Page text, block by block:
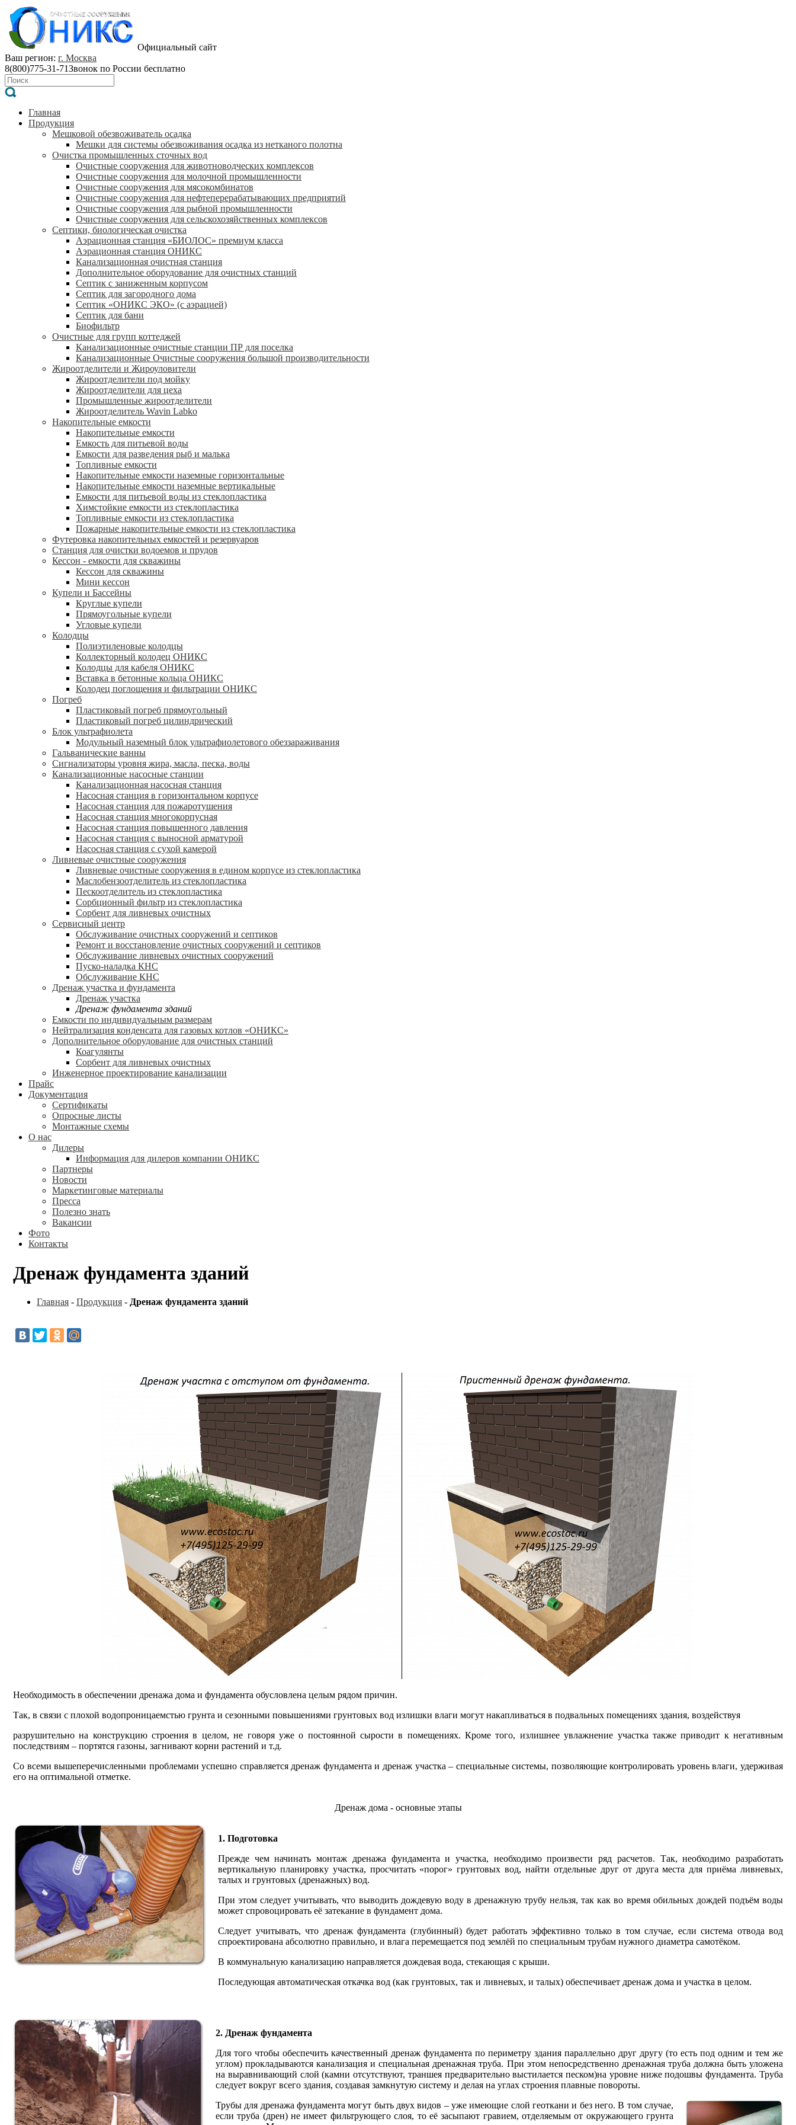
Официальный сайт
Ваш регион: г. Москва
8(800)775-31-71Звонок по России бесплатно
Главная
Продукция
Мешковой обезвоживатель осадка
Мешки для системы обезвоживания осадка из нетканого полотна
Очистка промышленных сточных вод
Очистные сооружения для животноводческих комплексов
Очистные сооружения для молочной промышленности
Очистные сооружения для мясокомбинатов
Очистные сооружения для нефтеперерабатывающих предприятий
Очистные сооружения для рыбной промышленности
Очистные сооружения для сельскохозяйственных комплексов
Септики, биологическая очистка
Аэрационная станция «БИОЛОС» премиум класса
Аэрационная станция ОНИКС
Канализационная очистная станция
Дополнительное оборудование для очистных станций
Септик с заниженным корпусом
Септик для загородного дома
Септик «ОНИКС ЭКО» (с аэрацией)
Септик для бани
Биофильтр
Очистные для групп коттеджей
Канализационные очистные станции ПР для поселка
Канализационные Очистные сооружения большой производительности
Жироотделители и Жироуловители
Жироотделители под мойку
Жироотделители для цеха
Промышленные жироотделители
Жироотделитель Wavin Labko
Накопительные емкости
Накопительные емкости
Емкость для питьевой воды
Емкости для разведения рыб и малька
Топливные емкости
Накопительные емкости наземные горизонтальные
Накопительные емкости наземные вертикальные
Емкости для питьевой воды из стеклопластика
Химстойкие емкости из стеклопластика
Топливные емкости из стеклопластика
Пожарные накопительные емкости из стеклопластика
Футеровка накопительных емкостей и резервуаров
Станция для очистки водоемов и прудов
Кессон - емкости для скважины
Кессон для скважины
Мини кессон
Купели и Бассейны
Круглые купели
Прямоугольные купели
Угловые купели
Колодцы
Полиэтиленовые колодцы
Коллекторный колодец ОНИКС
Колодцы для кабеля ОНИКС
Вставка в бетонные кольца ОНИКС
Колодец поглощения и фильтрации ОНИКС
Погреб
Пластиковый погреб прямоугольный
Пластиковый погреб цилиндрический
Блок ультрафиолета
Модульный наземный блок ультрафиолетового обеззараживания
Гальванические ванны
Сигнализаторы уровня жира, масла, песка, воды
Канализационные насосные станции
Канализационная насосная станция
Насосная станция в горизонтальном корпусе
Насосная станция для пожаротушения
Насосная станция многокорпусная
Насосная станция повышенного давления
Насосная станция с выносной арматурой
Насосная станция с сухой камерой
Ливневые очистные сооружения
Ливневые очистные сооружения в едином корпусе из стеклопластика
Маслобензоотделитель из стеклопластика
Пескоотделитель из стеклопластика
Сорбционный фильтр из стеклопластика
Сорбент для ливневых очистных
Сервисный центр
Обслуживание очистных сооружений и септиков
Ремонт и восстановление очистных сооружений и септиков
Обслуживание ливневых очистных сооружений
Пуско-наладка КНС
Обслуживание КНС
Дренаж участка и фундамента
Дренаж участка
Дренаж фундамента зданий
Емкости по индивидуальным размерам
Нейтрализация конденсата для газовых котлов «ОНИКС»
Дополнительное оборудование для очистных станций
Коагулянты
Сорбент для ливневых очистных
Инженерное проектирование канализации
Прайс
Документация
Сертификаты
Опросные листы
Монтажные схемы
О нас
Дилеры
Информация для дилеров компании ОНИКС
Партнеры
Новости
Маркетинговые материалы
Пресса
Полезно знать
Вакансии
Фото
Контакты
Дренаж фундамента зданий
Главная - Продукция - Дренаж фундамента зданий
Необходимость в обеспечении дренажа дома и фундамента обусловлена целым рядом причин.
Так, в связи с плохой водопроницаемстью грунта и сезонными повышениями грунтовых вод излишки влаги могут накапливаться в подвальных помещениях здания, воздействуя
разрушительно на конструкцию строения в целом, не говоря уже о постоянной сырости в помещениях. Кроме того, излишнее увлажнение участка также приводит к негативным
последствиям – портятся газоны, загнивают корни растений и т.д.
Со всеми вышеперечисленными проблемами успешно справляется дренаж фундамента и дренаж участка – специальные системы, позволяющие контролировать уровень влаги, удерживая
его на оптимальной отметке.
Дренаж дома - основные этапы
1. Подготовка
Прежде чем начинать монтаж дренажа фундамента и участка, необходимо произвести ряд расчетов. Так, необходимо разработать
вертикальную планировку участка, просчитать «порог» грунтовых вод, найти отдельные друг от друга места для приёма ливневых,
талых и грунтовых (дренажных) вод.
При этом следует учитывать, что выводить дождевую воду в дренажную трубу нельзя, так как во время обильных дождей подъём воды
может спровоцировать её затекание в фундамент дома.
Следует учитывать, что дренаж фундамента (глубинный) будет работать эффективно только в том случае, если система отвода вод
спроектирована абсолютно правильно, и влага перемещается под землёй по специальным трубам нужного диаметра самотёком.
В коммунальную канализацию направляется дождевая вода, стекающая с крыши.
Последующая автоматическая откачка вод (как грунтовых, так и ливневых, и талых) обеспечивает дренаж дома и участка в целом.
2. Дренаж фундамента
Для того чтобы обеспечить качественный дренаж фундамента по периметру здания параллельно друг другу (то есть под одним и тем же
углом) прокладываются канализация и специальная дренажная труба. При этом непосредственно дренажная труба должна быть уложена
на выравнивающий слой (камни отсутствуют, траншея предварительно выстилается песком)на уровне ниже подошвы фундамента. Труба
следует вокруг всего здания, создавая замкнутую систему и делая на углах строения плавные повороты.
Трубы для дренажа фундамента могут быть двух видов – уже имеющие слой геоткани и без него. В том случае,
если труба (дрен) не имеет фильтрующего слоя, то её засыпают гравием, отделяемым от окружающего грунта